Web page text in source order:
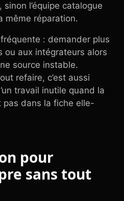
l’équipe catalogue
même réparation.
: demander plus
ou aux intégrateurs alors
source instable.
refaire, c’est aussi
travail inutile quand la
pas dans la fiche elle-
pour
sans tout